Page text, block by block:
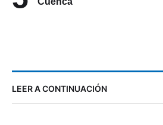
LEER A CONTINUACIÓN